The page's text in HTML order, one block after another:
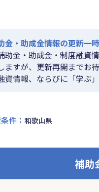
金・助成金情報の更新一
助金・助成金・制度融資
ますが、更新再開までお
資情報、ならびに「学ぶ
件 ： 和歌山県
補助